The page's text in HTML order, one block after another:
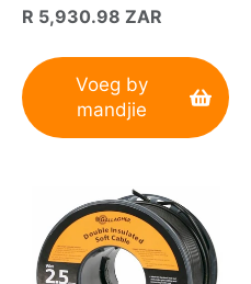
Gewone
R 5,930.98 ZAR
Voeg by
mandjie